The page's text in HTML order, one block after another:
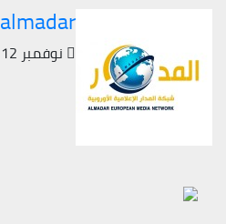
almadar
نوفمبر 12, 2025